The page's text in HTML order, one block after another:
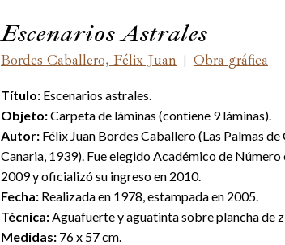
Escenarios Astrales
Bordes Caballero, Félix Juan | Obra gráfica
Título: Escenarios astrales.
Objeto:Carpeta de láminas (contiene 9 láminas).
Autor: Félix Juan Bordes Caballero (Las Palmas de
Canaria, 1939). Fue elegido Académico de Número
2009 y oficializó su ingreso en 2010.
Fecha: Realizada en 1978, estampada en 2005.
Técnica:Aguafuerte y aguatinta sobre plancha de
Medidas: 76 x 57 cm.